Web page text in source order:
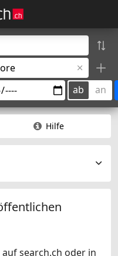
ab an
Hilfe
search.ch oder in